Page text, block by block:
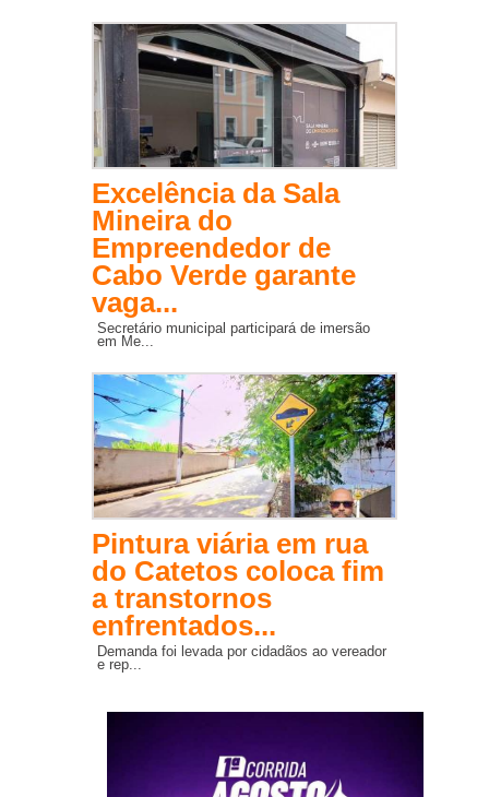
Excelência da Sala
Mineira do
Empreendedor de
Cabo Verde garante
vaga...
Secretário municipal participará de imersão
em Me...
Pintura viária em rua
do Catetos coloca fim
a transtornos
enfrentados...
Demanda foi levada por cidadãos ao vereador
e rep...